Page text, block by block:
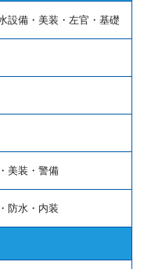
設備・美装・左官・基礎
美装・警備
防水・内装